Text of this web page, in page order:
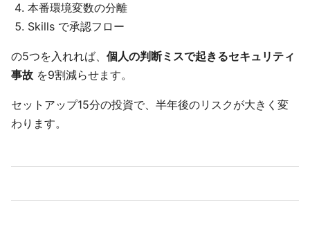
本番環境変数の分離
Skills で承認フロー
の5つを入れれば、 個人の判断ミスで起きるセキュリティ
事故 を9割減らせます。
セットアップ15分の投資で、半年後のリスクが大きく変
わります。